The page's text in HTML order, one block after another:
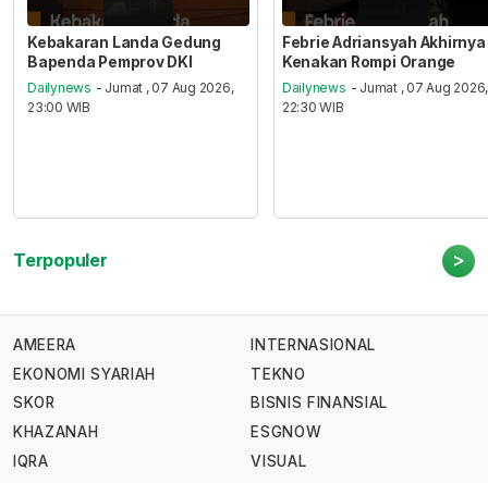
Kebakaran Landa Gedung
Bapenda Pemprov DKI
Dailynews - Jumat , 07 Aug 2026,
23:00 WIB
Febrie Adriansyah Akhirnya
Kenakan Rompi Orange
Dailynews - Jumat , 07 Aug 2026,
22:30 WIB
Terpopuler >
AMEERA
EKONOMI SYARIAH
SKOR
KHAZANAH
IQRA
INTERNASIONAL
TEKNO
BISNIS FINANSIAL
ESGNOW
VISUAL